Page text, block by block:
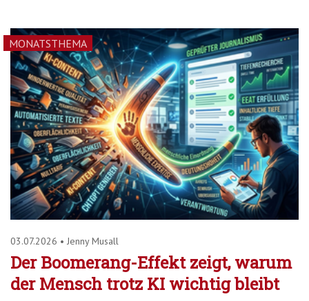
MONATSTHEMA
03.07.2026 • Jenny Musall
Der Boomerang-Effekt zeigt, warum
der Mensch trotz KI wichtig bleibt